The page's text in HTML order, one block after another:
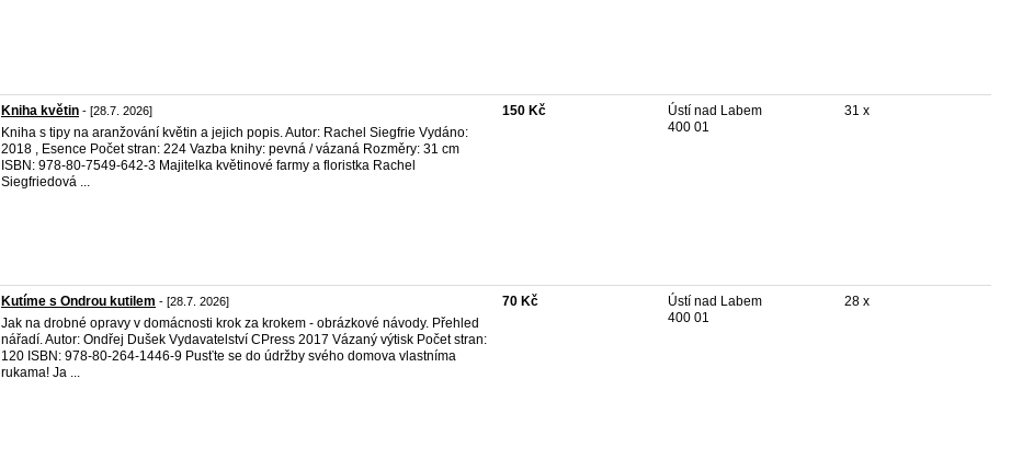
Kniha květin - [28.7. 2026]
Kniha s tipy na aranžování květin a jejich popis. Autor: Rachel Siegfrie Vydáno:
2018 , Esence Počet stran: 224 Vazba knihy: pevná / vázaná Rozměry: 31 cm
ISBN: 978-80-7549-642-3 Majitelka květinové farmy a floristka Rachel
Siegfriedová ...
150 Kč
Ústí nad Labem
400 01
31 x
Kutíme s Ondrou kutilem - [28.7. 2026]
Jak na drobné opravy v domácnosti krok za krokem - obrázkové návody. Přehled
nářadí. Autor: Ondřej Dušek Vydavatelství CPress 2017 Vázaný výtisk Počet stran:
120 ISBN: 978-80-264-1446-9 Pusťte se do údržby svého domova vlastníma
rukama! Ja ...
70 Kč
Ústí nad Labem
400 01
28 x